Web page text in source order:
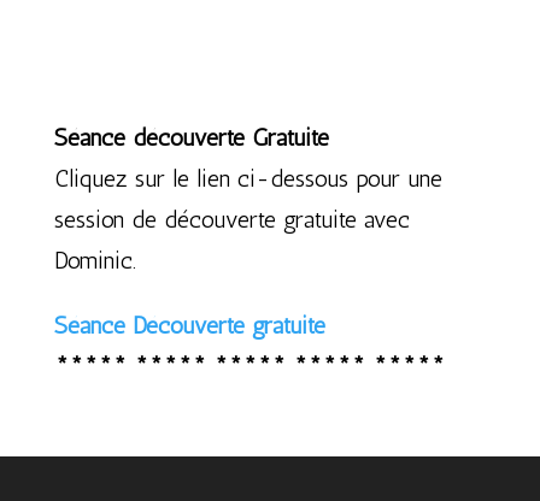
Séance découverte Gratuite
Cliquez sur le lien ci-dessous pour une
session de découverte gratuite avec
Dominic.
Séance Découverte gratuite
***** ***** ***** ***** *****